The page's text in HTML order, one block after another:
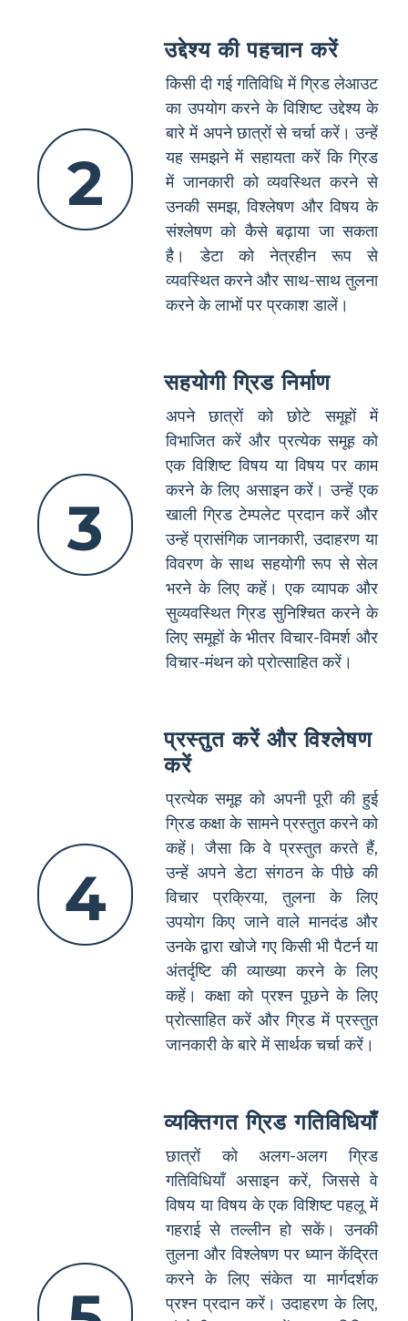
2
उद्देश्य की पहचान करें
किसी दी गई गतिविधि में ग्रिड लेआउट
का उपयोग करने के विशिष्ट उद्देश्य के
बारे में अपने छात्रों से चर्चा करें। उन्हें
यह समझने में सहायता करें कि ग्रिड
में जानकारी को व्यवस्थित करने से
उनकी समझ, विश्लेषण और विषय के
संश्लेषण को कैसे बढ़ाया जा सकता
है। डेटा को नेत्रहीन रूप से
व्यवस्थित करने और साथ-साथ तुलना
करने के लाभों पर प्रकाश डालें।
3
सहयोगी ग्रिड निर्माण
अपने छात्रों को छोटे समूहों में
विभाजित करें और प्रत्येक समूह को
एक विशिष्ट विषय या विषय पर काम
करने के लिए असाइन करें। उन्हें एक
खाली ग्रिड टेम्पलेट प्रदान करें और
उन्हें प्रासंगिक जानकारी, उदाहरण या
विवरण के साथ सहयोगी रूप से सेल
भरने के लिए कहें। एक व्यापक और
सुव्यवस्थित ग्रिड सुनिश्चित करने के
लिए समूहों के भीतर विचार-विमर्श और
विचार-मंथन को प्रोत्साहित करें।
4
प्रस्तुत करें और विश्लेषण
करें
प्रत्येक समूह को अपनी पूरी की हुई
ग्रिड कक्षा के सामने प्रस्तुत करने को
कहें। जैसा कि वे प्रस्तुत करते हैं,
उन्हें अपने डेटा संगठन के पीछे की
विचार प्रक्रिया, तुलना के लिए
उपयोग किए जाने वाले मानदंड और
उनके द्वारा खोजे गए किसी भी पैटर्न या
अंतर्दृष्टि की व्याख्या करने के लिए
कहें। कक्षा को प्रश्न पूछने के लिए
प्रोत्साहित करें और ग्रिड में प्रस्तुत
जानकारी के बारे में सार्थक चर्चा करें।
व्यक्तिगत ग्रिड गतिविधियाँ
छात्रों को अलग-अलग ग्रिड
गतिविधियाँ असाइन करें, जिससे वे
विषय या विषय के एक विशिष्ट पहलू में
गहराई से तल्लीन हो सकें। उनकी
तुलना और विश्लेषण पर ध्यान केंद्रित
करने के लिए संकेत या मार्गदर्शक
प्रश्न प्रदान करें। उदाहरण के लिए,